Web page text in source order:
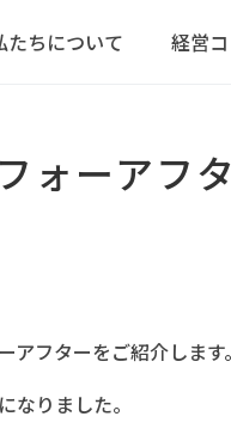
たちについて 経営
ォーアフ
アフターをご紹介します
りました。